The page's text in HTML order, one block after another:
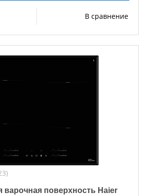
В сравнение
варочная поверхность Haier